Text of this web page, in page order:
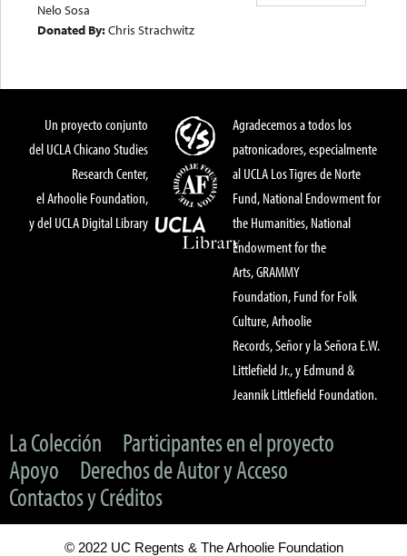
Nelo Sosa
Donated By:Chris Strachwitz
Un proyecto conjunto
del UCLA Chicano Studies
Research Center,
el Arhoolie Foundation,
y del UCLA Digital Library
Agradecemos a todos los
patronicadores, especialmente
al UCLA Los Tigres de Norte
Fund, National Endowment for
the Humanities, National
Endowment for the
Arts, GRAMMY
Foundation, Fund for Folk
Culture, Arhoolie
Records, Señor y la Señora E.W.
Littlefield Jr., y Edmund &
Jeannik Littlefield Foundation.
La Colección
Participantes en el proyecto
Apoyo
Derechos de Autor y Acceso
Contactos y Créditos
© 2022 UC Regents & The Arhoolie Foundation